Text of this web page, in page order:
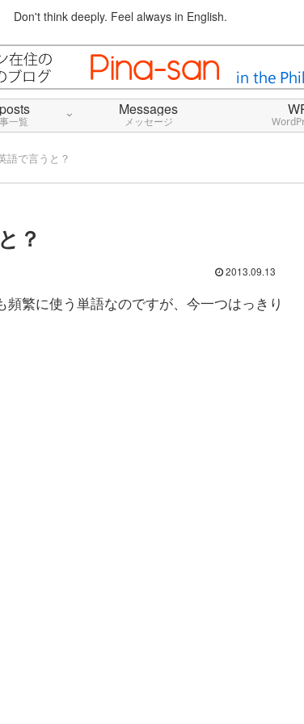
Don't think deeply. Feel always in English.
一覧
Messages
メッセージ
語で言うと？
？
2013.09.13
繁に使う単語なのですが、今一つはっきり